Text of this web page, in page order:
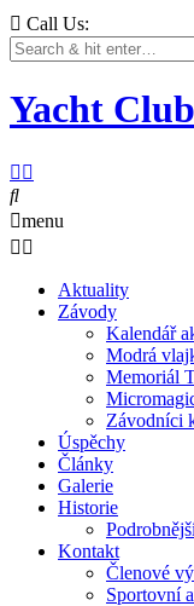
Call Us:
Yacht
menu
Aktuality
Závody
Kalendář
Modrá
Memoriál
Závodníci
Úspěchy
Články
Galerie
Historie
Kontakt
Členové
Sportovní